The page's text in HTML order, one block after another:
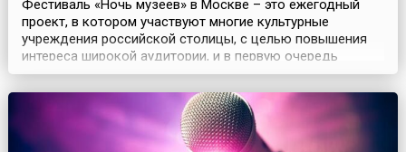
Фестиваль «Ночь музеев» в Москве – это ежегодный
проект, в котором участвуют многие культурные
учреждения российской столицы, с целью повышения
интереса широкой аудитории, и в первую очередь
молодежи, к музеям. Он проходит ежегодно в середине
мая, обычно в выходные – в ночь с субботы на
воскресенье, и приурочен к Международному дню
музеев.Ночь музеев – единственное время в году, когда
множеств...